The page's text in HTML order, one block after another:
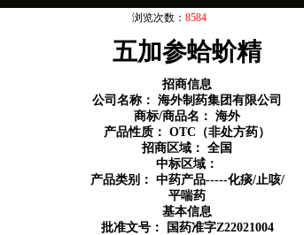
浏览次数： 8584
五加参蛤蚧精
招商信息
公司名称： 海外制药集团有限公司
商标/商品名： 海外
产品性质： OTC（非处方药）
招商区域： 全国
中标区域：
产品类别： 中药产品-----化痰/止咳/
平喘药
基本信息
批准文号： 国药准字Z22021004